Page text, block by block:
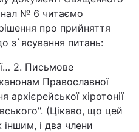
№ 6 читаємо
про прийняття
з`ясування питань:
2. Письмове
Православної
хіротонії
(Цікаво, що цей
і два члени